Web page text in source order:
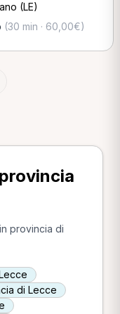
(LE)
(30 min · 60,00€)
provincia di
di Lecce